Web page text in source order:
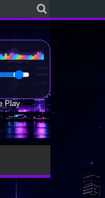
Radio Sfera Music
Play